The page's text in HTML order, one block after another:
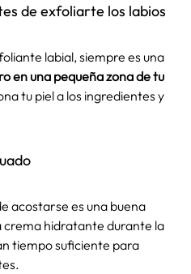
de exfoliarte los labios
labial, siempre es una
en una pequeña zona de tu
tu piel a los ingredientes y
acostarse es una buena
crema hidratante durante la
tiempo suficiente para